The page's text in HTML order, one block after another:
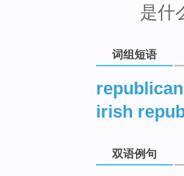
是什
词组短语
irish
双语例句